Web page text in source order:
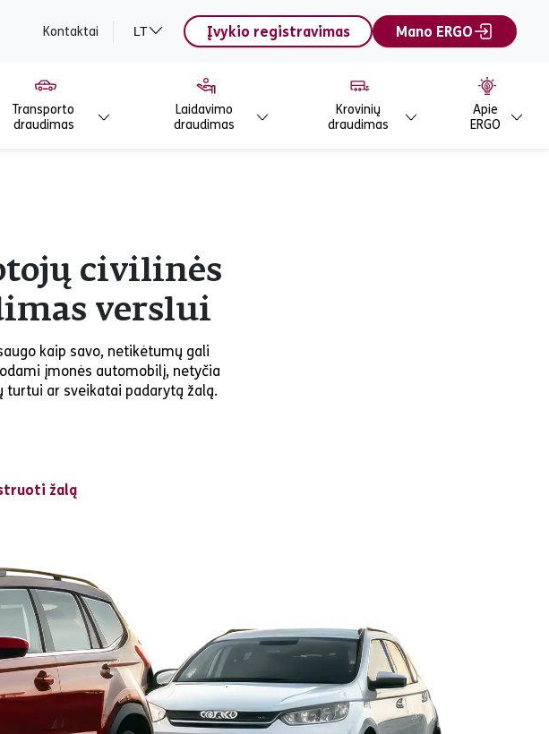
Kontaktai LT Įvykio registravimas Mano ERGO
Transporto
draudimas
Laidavimo
draudimas
Krovinių
draudimas
Apie
ERGO
civilinės
verslui
kaip savo, netikėtumų gali
įmonės automobilį, netyčia
ar sveikatai padarytą žalą.
žalą